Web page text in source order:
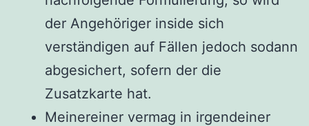
der Angehöriger inside sich
verständigen auf Fällen jedoch sodann
abgesichert, sofern der die
Zusatzkarte hat.
Meinereiner vermag in irgendeiner